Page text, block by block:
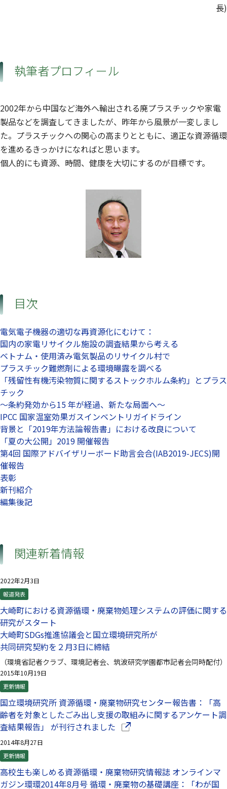
長)
執筆者プロフィール
2002年から中国など海外へ輸出される廃プラスチックや家電
製品などを調査してきましたが、昨年から風景が一変しまし
た。プラスチックへの関心の高まりとともに、適正な資源循環
を進めるきっかけになればと思います。
個人的にも資源、時間、健康を大切にするのが目標です。
目次
電気電子機器の適切な再資源化にむけて：
国内の家電リサイクル施設の調査結果から考える
ベトナム・使用済み電気製品のリサイクル村で
プラスチック難燃剤による環境曝露を調べる
「残留性有機汚染物質に関するストックホルム条約」とプラス
チック
～条約発効から15 年が経過、新たな局面へ～
IPCC 国家温室効果ガスインベントリガイドライン
背景と「2019年方法論報告書」における改良について
「夏の大公開」2019 開催報告
第4回 国際アドバイザリーボード助言会合(IAB2019-JECS)開
催報告
表彰
新刊紹介
編集後記
関連新着情報
2022年2月3日
報道発表
大崎町における資源循環・廃棄物処理システムの評価に関する
研究がスタート
大崎町SDGs推進協議会と国立環境研究所が
共同研究契約を２月3日に締結
（環境省記者クラブ、環境記者会、筑波研究学園都市記者会同時配付）
2015年10月19日
更新情報
国立環境研究所 資源循環・廃棄物研究センター報告書：「高
齢者を対象としたごみ出し支援の取組みに関するアンケート調
査結果報告」 が刊行されました （別ウインドウで開きます）
2014年8月27日
更新情報
高校生も楽しめる資源循環・廃棄物研究情報誌 オンラインマ
ガジン環環2014年8月号 循環・廃棄物の基礎講座：「わが国